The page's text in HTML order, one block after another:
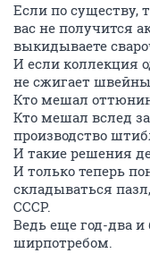
Если по существу,
вас не получится
выкидываете
И если коллекция
не сжигает
Кто мешал
Кто мешал вслед
производство
И такие решения
И только теперь
складываться
СССР.
Ведь еще год-два
ширпотребом.